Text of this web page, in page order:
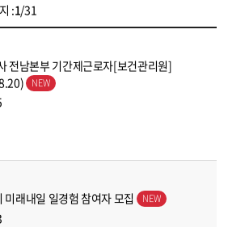
:1/31
전남본부 기간제근로자[보건관리원]
미래내일 일경험 참여자 모집